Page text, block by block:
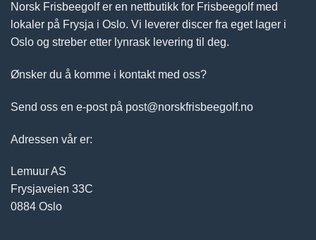
Norsk Frisbeegolf er en nettbutikk for Frisbeegolf med
lokaler på Frysja i Oslo. Vi leverer discer fra eget lager i
Oslo og streber etter lynrask levering til deg.
Ønsker du å komme i kontakt med oss?
Send oss en e-post på post@norskfrisbeegolf.no
Adressen vår er:
Lemuur AS
Frysjaveien 33C
0884 Oslo